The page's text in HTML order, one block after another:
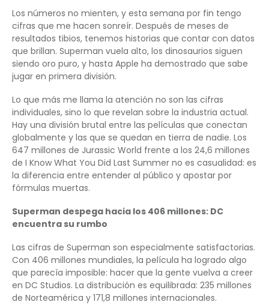
Los números no mienten, y esta semana por fin tengo
cifras que me hacen sonreír. Después de meses de
resultados tibios, tenemos historias que contar con datos
que brillan. Superman vuela alto, los dinosaurios siguen
siendo oro puro, y hasta Apple ha demostrado que sabe
jugar en primera división.
Lo que más me llama la atención no son las cifras
individuales, sino lo que revelan sobre la industria actual.
Hay una división brutal entre las películas que conectan
globalmente y las que se quedan en tierra de nadie. Los
647 millones de Jurassic World frente a los 24,6 millones
de I Know What You Did Last Summer no es casualidad: es
la diferencia entre entender al público y apostar por
fórmulas muertas.
Superman despega hacia los 406 millones: DC
encuentra su rumbo
Las cifras de Superman son especialmente satisfactorias.
Con 406 millones mundiales, la película ha logrado algo
que parecía imposible: hacer que la gente vuelva a creer
en DC Studios. La distribución es equilibrada: 235 millones
de Norteamérica y 171,8 millones internacionales.